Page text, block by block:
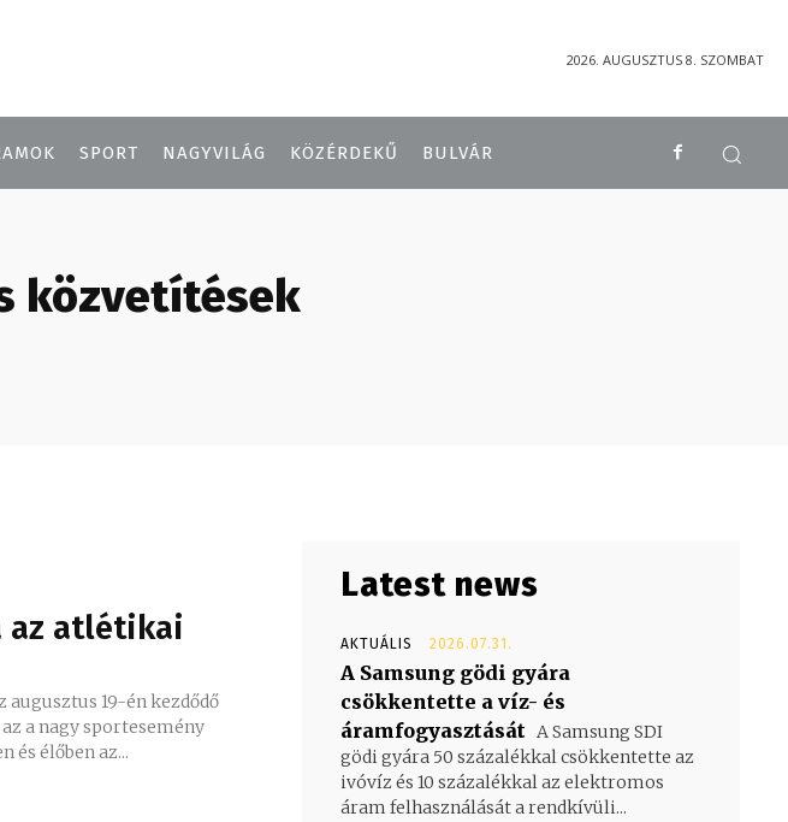
2026. AUGUSZTUS 8. SZOMBAT
SPORT NAGYVILÁG KÖZÉRDEKŰ BULVÁR
közvetítések
az atlétikai
19-én kezdődő
a nagy sportesemény
és élőben az...
Latest news
AKTUÁLIS 2026.07.31.
A Samsung gödi gyára
csökkentette a víz- és
áramfogyasztását A Samsung SDI
gödi gyára 50 százalékkal csökkentette az
ivóvíz és 10 százalékkal az elektromos
áram felhasználását a rendkívüli...